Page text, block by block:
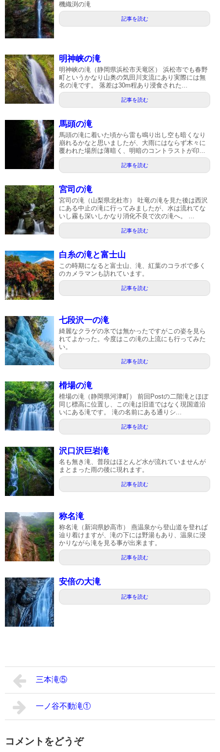
機織渕の滝
記事を読む
明神峡の滝
明神峡の滝（静岡県浜松市天竜区） 浜松市でも春野
町というかなり山奥の気田川支流にあり実際には無
名の滝です。 落差は30m程あり浸食された...
記事を読む
馬頭の滝
馬頭の滝に着いた頃から雷も鳴り出し空も暗くなり
崩れるかなと思いましたが、大雨にはならず木々に
覆われた場所は薄暗く、明暗のコントラストが印...
記事を読む
宮司の滝
宮司の滝（山梨県北杜市） 吐竜の滝を見た後は西沢
にある中止の滝に行ってみましたが、水は流れてな
いし霧も深いしかなり消化不良で次の滝へ。 ...
記事を読む
白糸の滝と富士山
この時期になると富士山、滝、紅葉のコラボで多く
のカメラマンも訪れています。
記事を読む
七段沢一の滝
綺麗なクラゲの氷では無かったですがこの姿を見ら
れてよかった。今度はこの滝の上流にも行ってみた
い。
記事を読む
榾場の滝
榾場の滝（静岡県河津町） 前回Postの二階滝とほぼ
同じ標高に位置し、この滝は旧道ではなく現国道沿
いにある滝です。 滝の名前にある通りシ...
記事を読む
沢口沢巨岩滝
名も無き滝、普段はほとんど水が流れていませんが
まとまった雨の後に現れます。
記事を読む
称名滝
称名滝（新潟県妙高市） 燕温泉から登山道を登れば
辿り着けますが、滝の下には野湯もあり、温泉に浸
かりながら滝を見る事が出来ます。
記事を読む
安倍の大滝
記事を読む
三本滝⑤
一ノ谷不動滝①
コメントをどうぞ